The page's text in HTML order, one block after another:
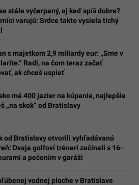
stále vyčerpaný, aj keď spíš dobre?
varujú: Srdce takto vysiela tichý
s majetkom 2,9 miliardy eur: „Sme v
Radí, na čom teraz začať
ak chceš uspieť
má 400 jazier na kúpanie, najlepšie
„na skok“ od Bratislavy
od Bratislavy otvorili vyhľadávanú
Dvaja golfoví tréneri začínali s 16-
a pečením v garáži
vodnej ploche v Bratislave